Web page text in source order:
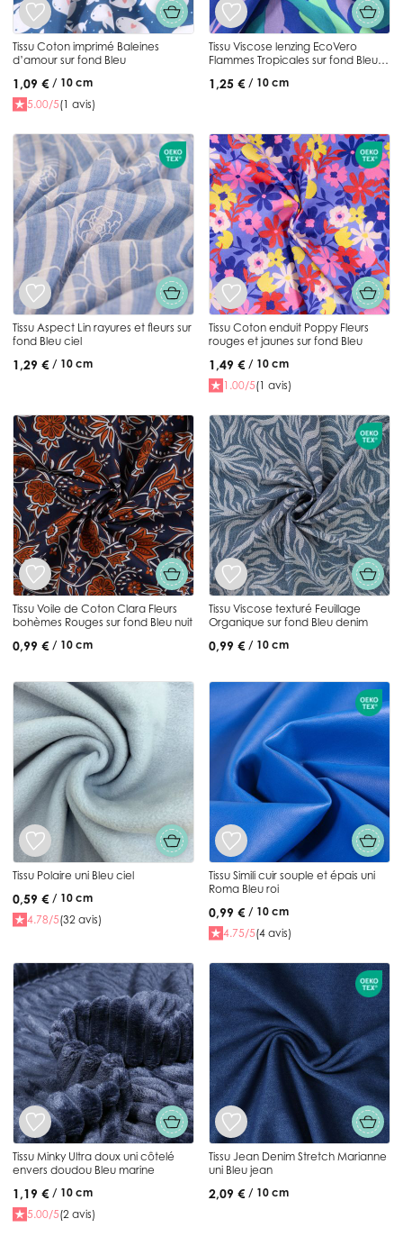
Tissu Coton imprimé Baleines
d’amour sur fond Bleu
1,09 € / 10 cm
5.00/5(1 avis)
Tissu Viscose lenzing EcoVero
Flammes Tropicales sur fond Bleu
1,25 € / 10 cm
Tissu Aspect Lin rayures et fleurs sur
fond Bleu ciel
1,29 € / 10 cm
Tissu Coton enduit Poppy Fleurs
rouges et jaunes sur fond Bleu
1,49 € / 10 cm
1.00/5(1 avis)
Tissu Voile de Coton Clara Fleurs
bohèmes Rouges sur fond Bleu nuit
0,99 € / 10 cm
Tissu Viscose texturé Feuillage
Organique sur fond Bleu denim
0,99 € / 10 cm
Tissu Polaire uni Bleu ciel
0,59 € / 10 cm
4.78/5(32 avis)
Tissu Simili cuir souple et épais uni
Roma Bleu roi
0,99 € / 10 cm
4.75/5(4 avis)
Tissu Minky Ultra doux uni côtelé
envers doudou Bleu marine
1,19 € / 10 cm
5.00/5(2 avis)
Tissu Jean Denim Stretch Marianne
uni Bleu jean
2,09 € / 10 cm